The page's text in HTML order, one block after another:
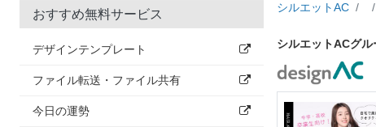
おすすめ無料サービス
デザインテンプレート
ファイル転送・ファイル共有
今日の運勢
シルエットAC
シルエットACグ